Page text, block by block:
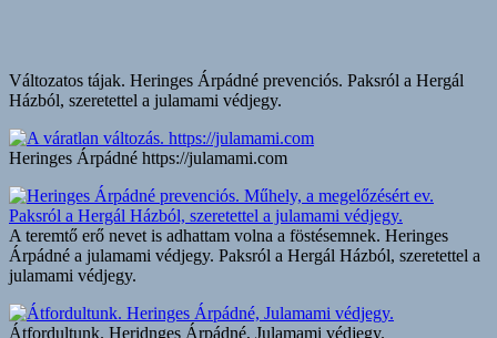
Változatos tájak. Heringes Árpádné prevenciós. Paksról a Hergál
Házból, szeretettel a julamami védjegy.
Heringes Árpádné https://julamami.com
A teremtő erő nevet is adhattam volna a föstésemnek. Heringes
Árpádné a julamami védjegy. Paksról a Hergál Házból, szeretettel a
julamami védjegy.
Átfordultunk. Heridnges Árpádné, Julamami védjegy.